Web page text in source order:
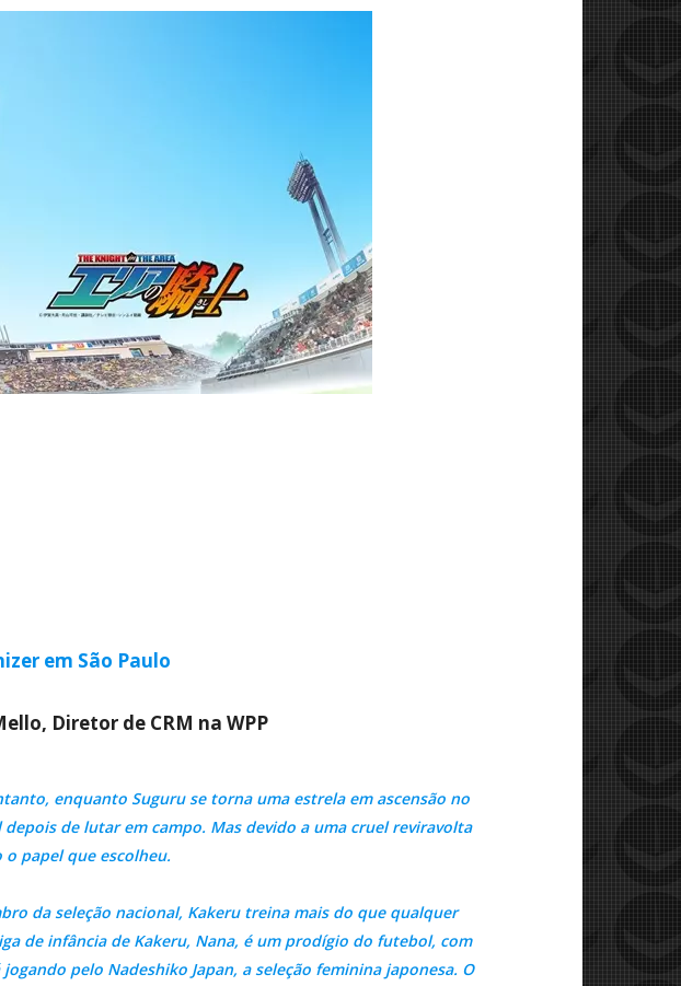
em São Paulo
Diretor de CRM na WPP
enquanto Suguru se torna uma estrela em ascensão no
de lutar em campo. Mas devido a uma cruel reviravolta
papel que escolheu.
da seleção nacional, Kakeru treina mais do que qualquer
de infância de Kakeru, Nana, é um prodígio do futebol, com
pelo Nadeshiko Japan, a seleção feminina japonesa. O